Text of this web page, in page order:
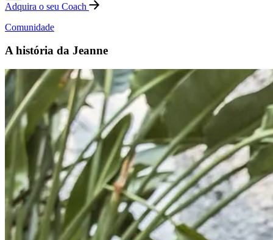
Adquira o seu Coach
Comunidade
A história da Jeanne